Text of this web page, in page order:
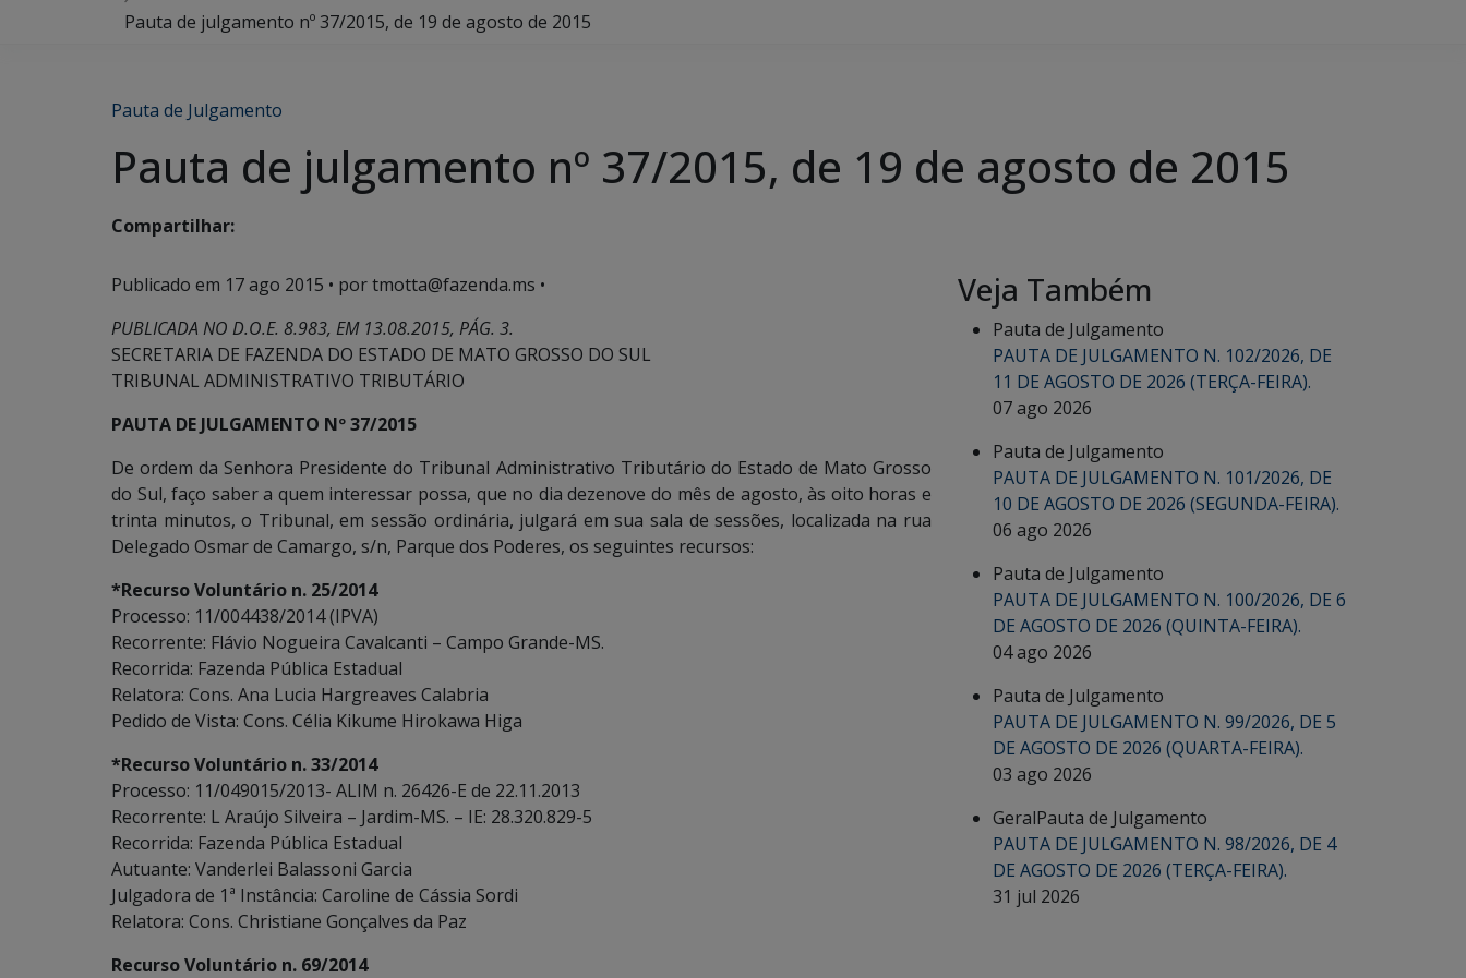
Pauta de julgamento nº 37/2015, de 19 de agosto de 2015
Pauta de Julgamento
Pauta de julgamento nº 37/2015, de 19 de agosto de 2015
Compartilhar:
Publicado em 17 ago 2015 • por tmotta@fazenda.ms •
PUBLICADA NO D.O.E. 8.983, EM 13.08.2015, PÁG. 3.
SECRETARIA DE FAZENDA DO ESTADO DE MATO GROSSO DO SUL
TRIBUNAL ADMINISTRATIVO TRIBUTÁRIO
PAUTA DE JULGAMENTO Nº 37/2015
De ordem da Senhora Presidente do Tribunal Administrativo Tributário do Estado de Mato Grosso
do Sul, faço saber a quem interessar possa, que no dia dezenove do mês de agosto, às oito horas e
trinta minutos, o Tribunal, em sessão ordinária, julgará em sua sala de sessões, localizada na rua
Delegado Osmar de Camargo, s/n, Parque dos Poderes, os seguintes recursos:
*Recurso Voluntário n. 25/2014
Processo: 11/004438/2014 (IPVA)
Recorrente: Flávio Nogueira Cavalcanti – Campo Grande-MS.
Recorrida: Fazenda Pública Estadual
Relatora: Cons. Ana Lucia Hargreaves Calabria
Pedido de Vista: Cons. Célia Kikume Hirokawa Higa
*Recurso Voluntário n. 33/2014
Processo: 11/049015/2013- ALIM n. 26426-E de 22.11.2013
Recorrente: L Araújo Silveira – Jardim-MS. – IE: 28.320.829-5
Recorrida: Fazenda Pública Estadual
Autuante: Vanderlei Balassoni Garcia
Julgadora de 1ª Instância: Caroline de Cássia Sordi
Relatora: Cons. Christiane Gonçalves da Paz
Recurso Voluntário n. 69/2014
Veja Também
Pauta de Julgamento
PAUTA DE JULGAMENTO N. 102/2026, DE
11 DE AGOSTO DE 2026 (TERÇA-FEIRA).
07 ago 2026
Pauta de Julgamento
PAUTA DE JULGAMENTO N. 101/2026, DE
10 DE AGOSTO DE 2026 (SEGUNDA-FEIRA).
06 ago 2026
Pauta de Julgamento
PAUTA DE JULGAMENTO N. 100/2026, DE 6
DE AGOSTO DE 2026 (QUINTA-FEIRA).
04 ago 2026
Pauta de Julgamento
PAUTA DE JULGAMENTO N. 99/2026, DE 5
DE AGOSTO DE 2026 (QUARTA-FEIRA).
03 ago 2026
GeralPauta de Julgamento
PAUTA DE JULGAMENTO N. 98/2026, DE 4
DE AGOSTO DE 2026 (TERÇA-FEIRA).
31 jul 2026